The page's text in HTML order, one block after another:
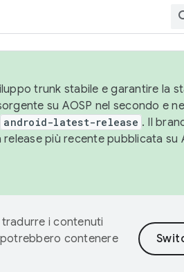
trunk stabile e garantire la
su AOSP nel secondo e
android-latest-release . Il
più recente pubblicata su
i contenuti
contenere